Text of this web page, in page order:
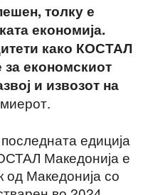
толку е
економија.
како КОСТАЛ
економскиот
и извозот на
едиција
Македонија е
од Македонија со